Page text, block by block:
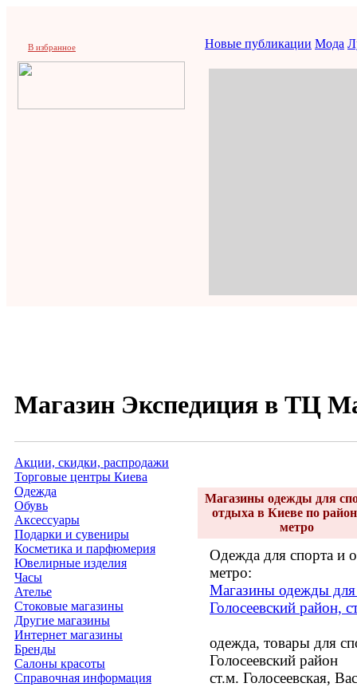
В избранное Новые публикации Мода
Магазин Экспедиция в ТЦ
Акции, скидки, распродажи
Торговые центры Киева
Одежда
Обувь
Аксессуары
Подарки и сувениры
Косметика и парфюмерия
Ювелирные изделия
Часы
Ателье
Стоковые магазины
Другие магазины
Интернет магазины
Бренды
Салоны красоты
Справочная информация
Магазины одежды для
отдыха в Киеве по
метро
Одежда для спорта и
метро:
Магазины одежды для
Голосеевский район,
одежда, товары для
Голосеевский район
ст.м. Голосеевская,